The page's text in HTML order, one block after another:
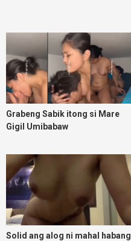
Grabeng Sabik itong si Mare
Gigil Umibabaw
Solid ang alog ni mahal habang